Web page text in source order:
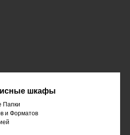
шкафы
Папки
и Форматов